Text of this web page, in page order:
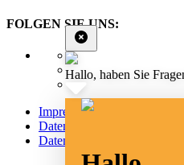
FOLGEN SIE UNS:
Impressum
Datenschutz
Datenschutz Social Media
Hallo, haben Sie